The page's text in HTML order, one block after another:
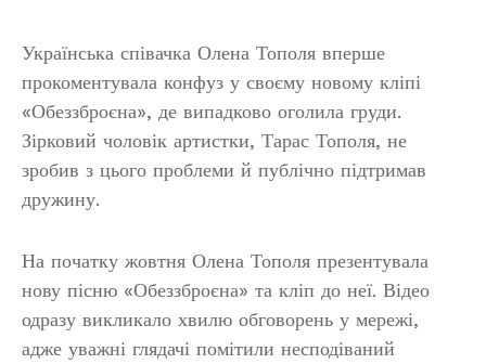
Українська співачка Олена Тополя вперше
прокоментувала конфуз у своєму новому кліпі
«Обеззброєна», де випадково оголила груди.
Зірковий чоловік артистки, Тарас Тополя, не
зробив з цього проблеми й публічно підтримав
дружину.
На початку жовтня Олена Тополя презентувала
нову пісню «Обеззброєна» та кліп до неї. Відео
одразу викликало хвилю обговорень у мережі,
адже уважні глядачі помітили несподіваний